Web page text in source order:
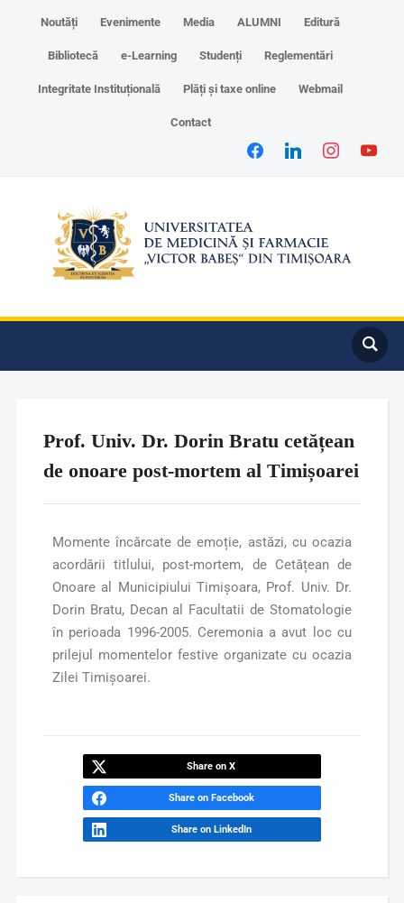
Noutăți Evenimente Media ALUMNI Editură
Bibliotecă e-Learning Studenți Reglementări
Integritate Instituțională Plăți și taxe online Webmail
Contact
Prof. Univ. Dr. Dorin Bratu cetățean
de onoare post-mortem al Timișoarei
Momente încărcate de emoție, astăzi, cu ocazia
acordării titlului, post-mortem, de Cetățean de
Onoare al Municipiului Timișoara, Prof. Univ. Dr.
Dorin Bratu, Decan al Facultatii de Stomatologie
în perioada 1996-2005. Ceremonia a avut loc cu
prilejul momentelor festive organizate cu ocazia
Zilei Timișoarei.
Share on X
Share on Facebook
Share on LinkedIn